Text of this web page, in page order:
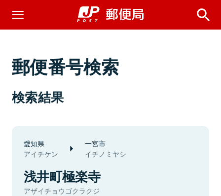
郵便番号検索
検索結果
愛知県
アイチケン
一宮市
イチノミヤシ
浅井町極楽寺
アザイチョウゴクラクジ